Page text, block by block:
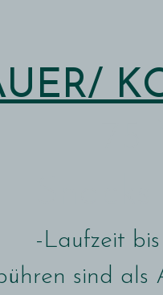
-Laufzeit
sind als